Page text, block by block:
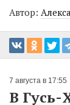
Автор:
7 августа в 17:55
В Гусь-